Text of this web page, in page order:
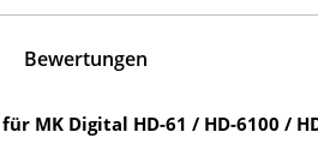
Bewertungen
MK Digital HD-61 / HD-6100 /